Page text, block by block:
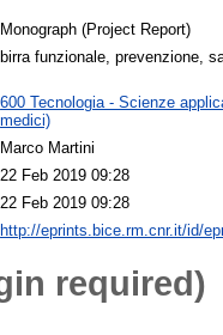
Monograph (Project Report)
birra funzionale, prevenzione,
600 Tecnologia - Scienze
medici)
Marco Martini
22 Feb 2019 09:28
22 Feb 2019 09:28
http://eprints.bice.rm.cnr.it/id/
required)